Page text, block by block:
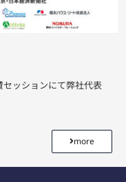
セッションにて弊社代表
more